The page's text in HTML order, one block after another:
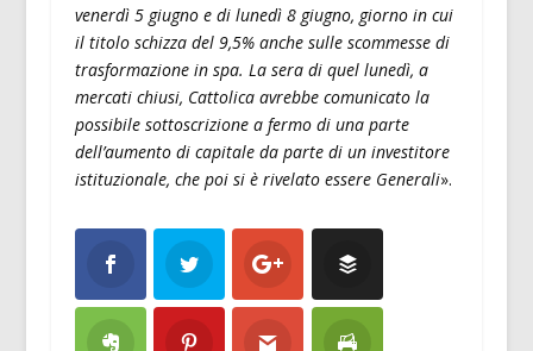
venerdì 5 giugno e di lunedì 8 giugno, giorno in cui
il titolo schizza del 9,5% anche sulle scommesse di
trasformazione in spa. La sera di quel lunedì, a
mercati chiusi, Cattolica avrebbe comunicato la
possibile sottoscrizione a fermo di una parte
dell’aumento di capitale da parte di un investitore
istituzionale, che poi si è rivelato essere Generali».